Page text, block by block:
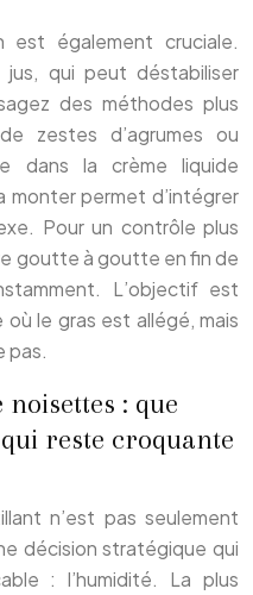
est également cruciale.
qui peut déstabiliser
des méthodes plus
zestes d’agrumes ou
dans la crème liquide
monter permet d’intégrer
Pour un contrôle plus
goutte à goutte en fin de
L’objectif est
le gras est allégé, mais
pas.
: que
reste croquante
n’est pas seulement
décision stratégique qui
: l’humidité. La plus